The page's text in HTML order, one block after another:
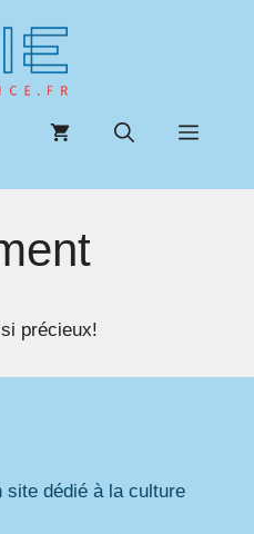
Menu
précieux!
site dédié à la culture